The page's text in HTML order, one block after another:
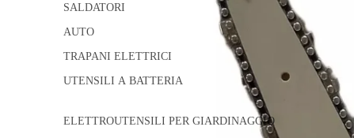
SALDATORI
AUTO
TRAPANI ELETTRICI
UTENSILI A BATTERIA
ELETTROUTENSILI PER GIARDINAGGIO